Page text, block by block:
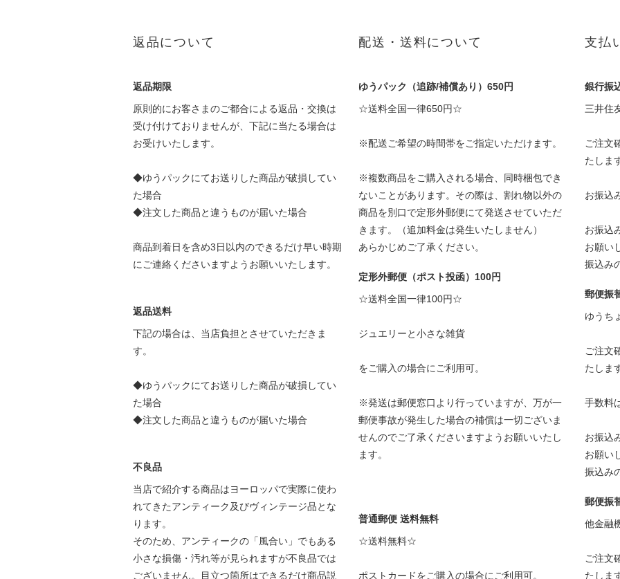
返品について
返品期限
原則的にお客さまのご都合による返品・交換は
受け付けておりませんが、下記に当たる場合は
お受けいたします。
◆ゆうパックにてお送りした商品が破損してい
た場合
◆注文した商品と違うものが届いた場合
商品到着日を含め3日以内のできるだけ早い時期
にご連絡くださいますようお願いいたします。
返品送料
下記の場合は、当店負担とさせていただきま
す。
◆ゆうパックにてお送りした商品が破損してい
た場合
◆注文した商品と違うものが届いた場合
不良品
当店で紹介する商品はヨーロッパで実際に使わ
れてきたアンティーク及びヴィンテージ品とな
ります。
そのため、アンティークの「風合い」でもある
小さな損傷・汚れ等が見られますが不良品では
ございません。目立つ箇所はできるだけ商品説
配送・送料について
ゆうパック（追跡/補償あり）650円
☆送料全国一律650円☆
※配送ご希望の時間帯をご指定いただけます。
※複数商品をご購入される場合、同時梱包でき
ないことがあります。その際は、割れ物以外の
商品を別口で定形外郵便にて発送させていただ
きます。（追加料金は発生いたしません）
あらかじめご了承ください。
定形外郵便（ポスト投函）100円
☆送料全国一律100円☆
ジュエリーと小さな雑貨
をご購入の場合にご利用可。
※発送は郵便窓口より行っていますが、万が一
郵便事故が発生した場合の補償は一切ございま
せんのでご了承くださいますようお願いいたし
ます。
普通郵便 送料無料
☆送料無料☆
ポストカードをご購入の場合にご利用可。
支払
銀行振
三井住
ご注文
たしま
お振込
お振込
お願い
振込み
郵便振
ゆうち
ご注文
たしま
手数料
お振込
お願い
振込み
郵便振
他金融
ご注文
たしま